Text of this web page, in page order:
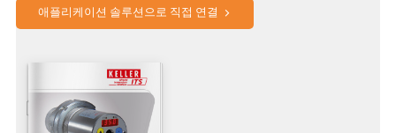
애플리케이션 솔루션으로 직접 연결